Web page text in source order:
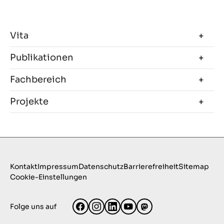
Vita
Publikationen
Fachbereich
Projekte
KontaktImpressumDatenschutzBarrierefreiheitSitemap
Cookie-Einstellungen
Folge uns auf